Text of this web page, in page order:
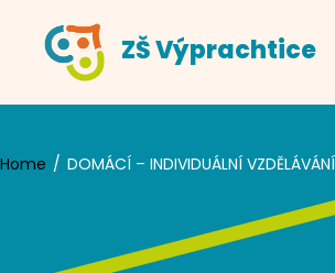
content
ZŠ Výprachtice
Home DOMÁCÍ – INDIVIDUÁLNÍ VZDĚLÁVÁNÍ